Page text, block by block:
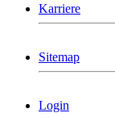
Karriere
Sitemap
Login